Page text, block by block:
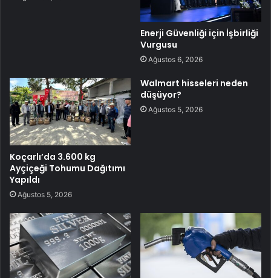
Enerji Güvenliği için İşbirliği
Vurgusu
Ağustos 6, 2026
Koçarlı’da 3.600 kg
Ayçiçeği Tohumu Dağıtımı
Yapıldı
Ağustos 5, 2026
Walmart hisseleri neden
düşüyor?
Ağustos 5, 2026